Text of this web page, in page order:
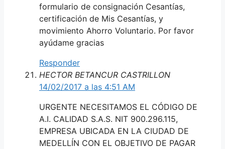
formulario de consignación Cesantías,
certificación de Mis Cesantías, y
movimiento Ahorro Voluntario. Por favor
ayúdame gracias
Responder
HECTOR BETANCUR CASTRILLON
14/02/2017 a las 4:51 AM
URGENTE NECESITAMOS EL CÓDIGO DE
A.I. CALIDAD S.A.S. NIT 900.296.115,
EMPRESA UBICADA EN LA CIUDAD DE
MEDELLÍN CON EL OBJETIVO DE PAGAR